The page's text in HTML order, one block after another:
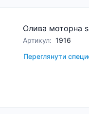
Олива моторна
Артикул: 1916
Переглянути